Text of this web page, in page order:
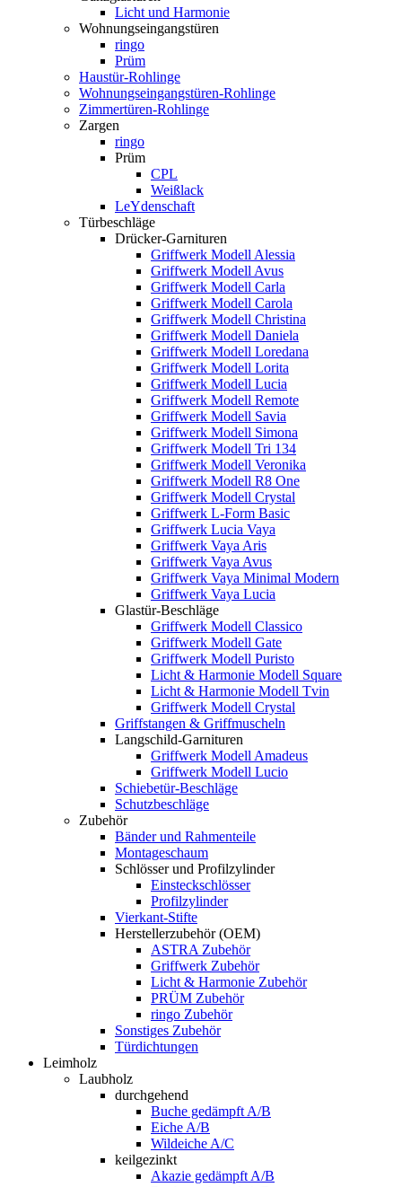
Licht und Harmonie
Wohnungseingangstüren
ringo
Prüm
Haustür-Rohlinge
Wohnungseingangstüren-Rohlinge
Zimmertüren-Rohlinge
Zargen
ringo
Prüm
CPL
Weißlack
LeYdenschaft
Türbeschläge
Drücker-Garnituren
Griffwerk Modell Alessia
Griffwerk Modell Avus
Griffwerk Modell Carla
Griffwerk Modell Carola
Griffwerk Modell Christina
Griffwerk Modell Daniela
Griffwerk Modell Loredana
Griffwerk Modell Lorita
Griffwerk Modell Lucia
Griffwerk Modell Remote
Griffwerk Modell Savia
Griffwerk Modell Simona
Griffwerk Modell Tri 134
Griffwerk Modell Veronika
Griffwerk Modell R8 One
Griffwerk Modell Crystal
Griffwerk L-Form Basic
Griffwerk Lucia Vaya
Griffwerk Vaya Aris
Griffwerk Vaya Avus
Griffwerk Vaya Minimal Modern
Griffwerk Vaya Lucia
Glastür-Beschläge
Griffwerk Modell Classico
Griffwerk Modell Gate
Griffwerk Modell Puristo
Licht & Harmonie Modell Square
Licht & Harmonie Modell Tvin
Griffwerk Modell Crystal
Griffstangen & Griffmuscheln
Langschild-Garnituren
Griffwerk Modell Amadeus
Griffwerk Modell Lucio
Schiebetür-Beschläge
Schutzbeschläge
Zubehör
Bänder und Rahmenteile
Montageschaum
Schlösser und Profilzylinder
Einsteckschlösser
Profilzylinder
Vierkant-Stifte
Herstellerzubehör (OEM)
ASTRA Zubehör
Griffwerk Zubehör
Licht & Harmonie Zubehör
PRÜM Zubehör
ringo Zubehör
Sonstiges Zubehör
Türdichtungen
Leimholz
Laubholz
durchgehend
Buche gedämpft A/B
Eiche A/B
Wildeiche A/C
keilgezinkt
Akazie gedämpft A/B